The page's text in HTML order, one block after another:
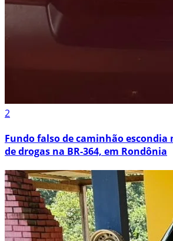
2
Fundo falso de caminhão escondia
de drogas na BR-364, em Rondônia